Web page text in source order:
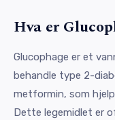
Hva er
Glucophage er et
behandle type 2-
metformin, som
Dette legemidlet er